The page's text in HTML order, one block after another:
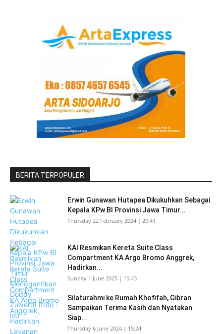
BERITA TERPOPULER
Erwin Gunawan Hutapea Dikukuhkan Sebagai
Kepala KPw BI Provinsi Jawa Timur...
Thursday 22 February 2024 | 20:41
KAI Resmikan Kereta Suite Class
Compartment KA Argo Bromo Anggrek,
Hadirkan...
Sunday 1 June 2025 | 15:43
Silaturahmi ke Rumah Khofifah, Gibran
Sampaikan Terima Kasih dan Nyatakan
Siap...
Thursday 6 June 2024 | 15:24